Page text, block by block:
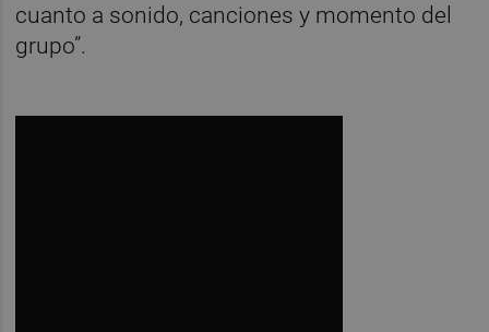
cuanto a sonido, canciones y momento del
grupo”.